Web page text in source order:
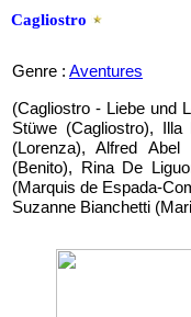
Cagliostro
(Cagliostro - Liebe und
Stüwe (Cagliostro),
(Lorenza), Alfred
(Benito), Rina De
(Marquis de Espada-
Suzanne Bianchetti
Genre : Aventures